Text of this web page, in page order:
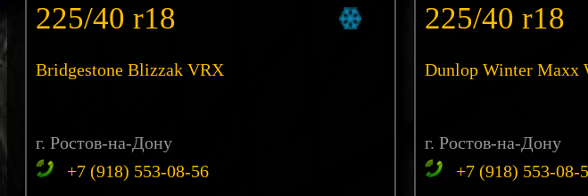
225/40 r18
Bridgestone Blizzak VRX
г. Ростов-на-Дону
+7 (918) 553-08-56
225/40 r18
Dunlop Winter Maxx
г. Ростов-на-Дону
+7 (918) 553-08-